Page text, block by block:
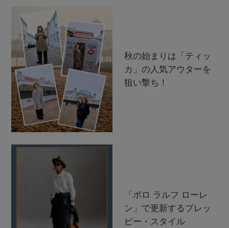
秋の始まりは「ティッ
カ」の人気アウターを
狙い撃ち！
「ポロ ラルフ ローレ
ン」で更新するプレッ
ピー・スタイル